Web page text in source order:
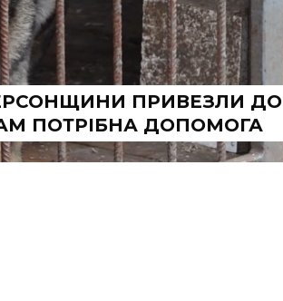
ПРИВЕЗЛИ ДО
ПОТРІБНА ДОПОМОГА